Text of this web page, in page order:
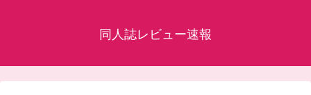
同人誌レビュー速報